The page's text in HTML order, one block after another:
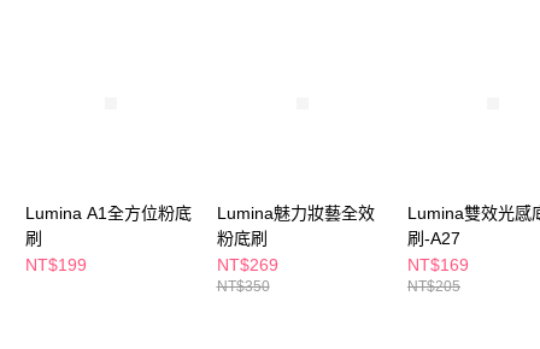
權轉讓予恩沛科技股份有限公司。
２．關於個人資料處理事宜，請瀏覽以下網址：
https://aftee.tw/terms/#terms3
３．未成年的使用者請事先徵得法定代理人或監護人之同意方可使用
「AFTEE先享後付」，若未經同意申辦者引起之損失，本公司不負相關責
付款後7-11取貨
每筆NT$65，滿NT$490(含以上)免運費
Lumina A1全方位粉底
刷
NT$199
Lumina魅力妝藝全效
粉底刷
NT$269
NT$350
Lumina雙效光感
刷-A27
NT$169
NT$205